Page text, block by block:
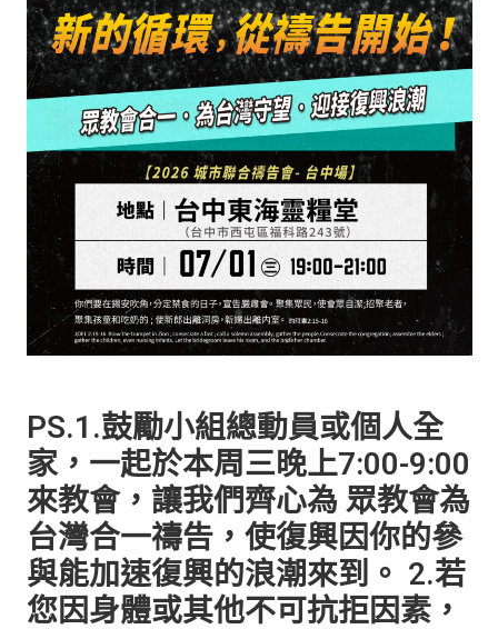
PS.1.鼓勵小組總動員或個人全
家，一起於本周三晚上7:00-9:00
來教會，讓我們齊心為 眾教會為
台灣合一禱告，使復興因你的參
與能加速復興的浪潮來到。 2.若
您因身體或其他不可抗拒因素，